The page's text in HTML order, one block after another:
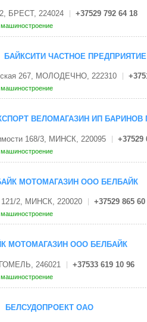
БРЕСТ, 224024 +37529 792 64 18
машиностроение
БАЙКСИТИ ЧАСТНОЕ ПРЕДПРИЯТИЕ
267, МОЛОДЕЧНО, 222310
машиностроение
ВЕЛОМАГАЗИН ИП БАРИНОВ
168/3, МИНСК, 220095 +37529
машиностроение
МОТОМАГАЗИН ООО БЕЛБАЙК
121/2, МИНСК, 220020 +37529 865 60
машиностроение
МОТОМАГАЗИН ООО БЕЛБАЙК
246021 +37533 619 10 96
машиностроение
БЕЛСУДОПРОЕКТ ОАО